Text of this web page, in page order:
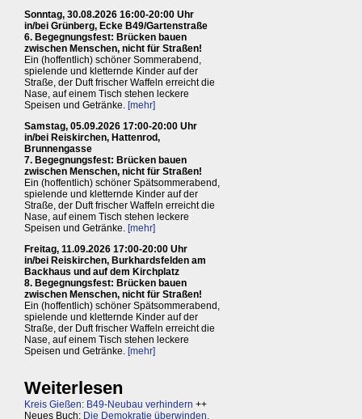
Sonntag, 30.08.2026 16:00-20:00 Uhr
in/bei Grünberg, Ecke B49/Gartenstraße
6. Begegnungsfest: Brücken bauen
zwischen Menschen, nicht für Straßen!
Ein (hoffentlich) schöner Sommerabend,
spielende und kletternde Kinder auf der
Straße, der Duft frischer Waffeln erreicht die
Nase, auf einem Tisch stehen leckere
Speisen und Getränke. [mehr]
Samstag, 05.09.2026 17:00-20:00 Uhr
in/bei Reiskirchen, Hattenrod,
Brunnengasse
7. Begegnungsfest: Brücken bauen
zwischen Menschen, nicht für Straßen!
Ein (hoffentlich) schöner Spätsommerabend,
spielende und kletternde Kinder auf der
Straße, der Duft frischer Waffeln erreicht die
Nase, auf einem Tisch stehen leckere
Speisen und Getränke. [mehr]
Freitag, 11.09.2026 17:00-20:00 Uhr
in/bei Reiskirchen, Burkhardsfelden am
Backhaus und auf dem Kirchplatz
8. Begegnungsfest: Brücken bauen
zwischen Menschen, nicht für Straßen!
Ein (hoffentlich) schöner Spätsommerabend,
spielende und kletternde Kinder auf der
Straße, der Duft frischer Waffeln erreicht die
Nase, auf einem Tisch stehen leckere
Speisen und Getränke. [mehr]
Weiterlesen
Kreis Gießen: B49-Neubau verhindern ++
Neues Buch: Die Demokratie überwinden,